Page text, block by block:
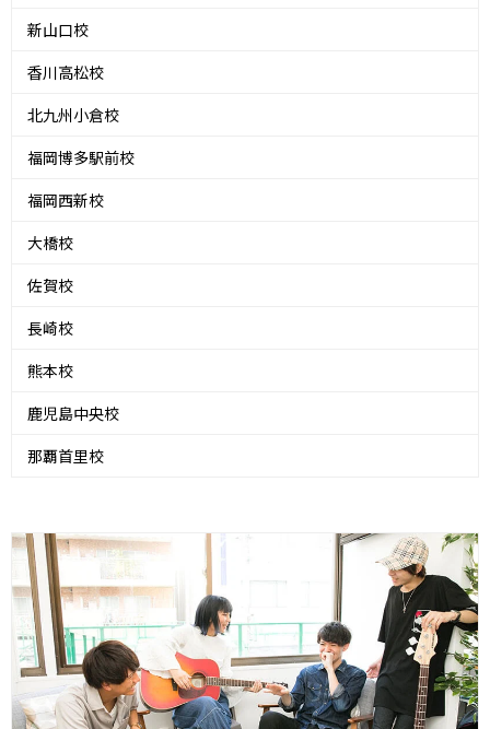
新山口校
香川高松校
北九州小倉校
福岡博多駅前校
福岡西新校
大橋校
佐賀校
長崎校
熊本校
鹿児島中央校
那覇首里校